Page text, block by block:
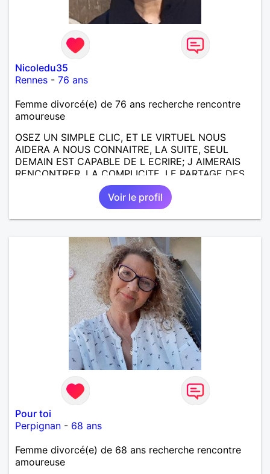
Nicoledu35
Rennes - 76 ans
Femme divorcé(e) de 76 ans recherche rencontre
amoureuse
OSEZ UN SIMPLE CLIC, ET LE VIRTUEL NOUS
AIDERA A NOUS CONNAITRE, LA SUITE, SEUL
DEMAIN EST CAPABLE DE L ECRIRE; J AIMERAIS
RENCONTRER, LA COMPLICITE, LE PARTAGE DES
BELLES CHOSES DE LA VIE : BALADES, VOYAGES
EN FRANCE OU AILLEURS. ETRE A L ECOUTE DE L
AUTRE, ET LA VIE SERA PLUS BELLE
ENCORE.....................
Voir le profil
Pour toi
Perpignan - 68 ans
Femme divorcé(e) de 68 ans recherche rencontre
amoureuse